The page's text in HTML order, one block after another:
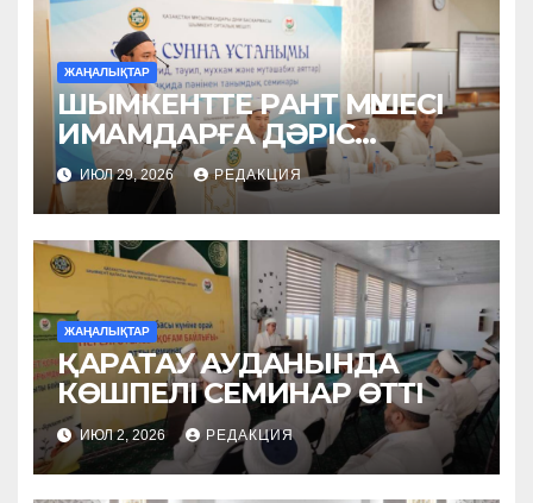
ЖАҢАЛЫҚТАР
ШЫМКЕНТТЕ РАНТ МҮШЕСІ
ИМАМДАРҒА ДӘРІС
ОҚЫДЫ
ИЮЛ 29, 2026 РЕДАКЦИЯ
ЖАҢАЛЫҚТАР
ҚАРАТАУ АУДАНЫНДА
КӨШПЕЛІ СЕМИНАР ӨТТІ
ИЮЛ 2, 2026 РЕДАКЦИЯ